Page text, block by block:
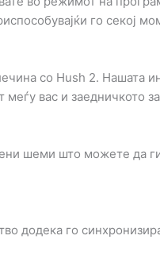
го секој
со Hush 2. Нашата
меѓу вас и заедничкото
шеми што можете да
додека го